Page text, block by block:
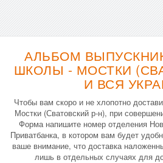
АЛЬБОМ
ШКОЛЫ - МОСТКИ
И ВСЯ
Чтобы вам скоро и не хлопотно
Мостки (Сватовский р-н), при
Форма напишите номер отделения
Приватбанка, в котором вам будет
ваше внимание, что доставка
лишь в отдельных случаях для